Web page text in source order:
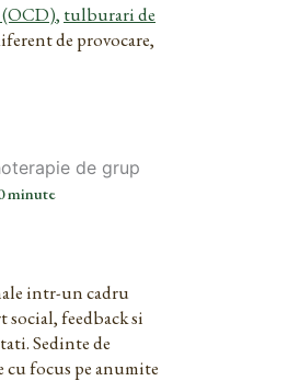
(OCD), tulburari de
de provocare,
minute
intr-un cadru
social, feedback si
Sedinte de
cu focus pe anumite